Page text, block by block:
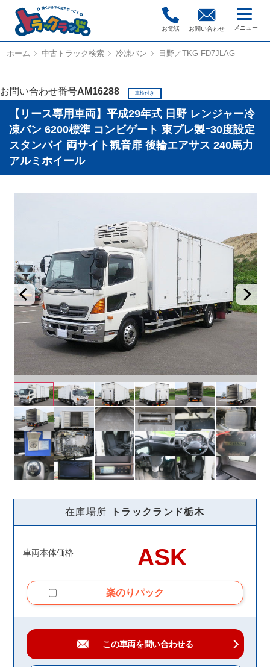
お電話 お問い合わせ
ホーム 中古トラック検索 冷凍バン 日野／TKG-FD7JLAG
お問い合わせ番号AM16288 車検付き
【リース専用車両】平成29年式 日野 レンジャー冷
凍バン 6200標準 コンビゲート 東プレ製ｰ30度設定
スタンバイ 両サイト観音扉 後輪エアサス 240馬力
アルミホイール
在庫場所 トラックランド栃木
車両本体価格 ASK
楽のりパック
この車両を問い合わせる